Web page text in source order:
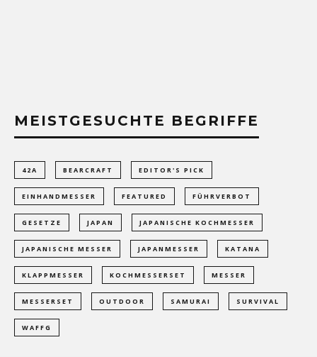
MEISTGESUCHTE BEGRIFFE
42A BEARCRAFT EDITOR'S PICK
EINHANDMESSER FEATURED FÜHRVERBOT
GESETZE JAPAN JAPANISCHE KOCHMESSER
JAPANISCHE MESSER JAPANMESSER KATANA
KLAPPMESSER KOCHMESSERSET MESSER
MESSERSET OUTDOOR SAMURAI SURVIVAL
WAFFG